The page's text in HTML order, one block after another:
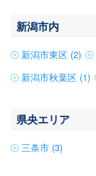
新潟市内
新潟市東区 (2)
新潟市秋葉区 (1)
県央エリア
三条市 (3)